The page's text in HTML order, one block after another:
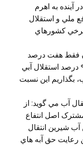
آينده به اهرم
ملي و استقلال
برخي کشورهاي
فقط هفت درصد
وابستگي به آب خارج از مرزها دارد و ٩٣ درصد استقلال آبي
بگذاريم اين نسبت
آب مي گويد: از
اصل انتفاع
شيرين انتقال
رعايت حق آبه هاي